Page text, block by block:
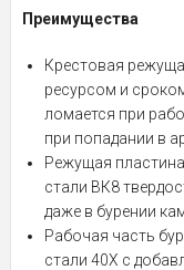
Преимущества
Крестовая
ресурсом и
ломается при
при попадании в
Режущая
стали ВК8
даже в бурении
Рабочая часть
стали 40Х с